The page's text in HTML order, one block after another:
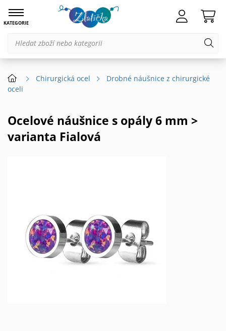
KATEGORIE
Chirurgická ocel
Drobné náušnice z chirurgické
oceli
Ocelové náušnice s opály 6 mm >
varianta Fialová